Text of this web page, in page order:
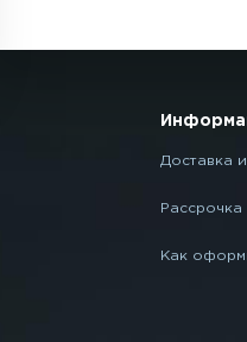
Доставка
Рассрочка
Как